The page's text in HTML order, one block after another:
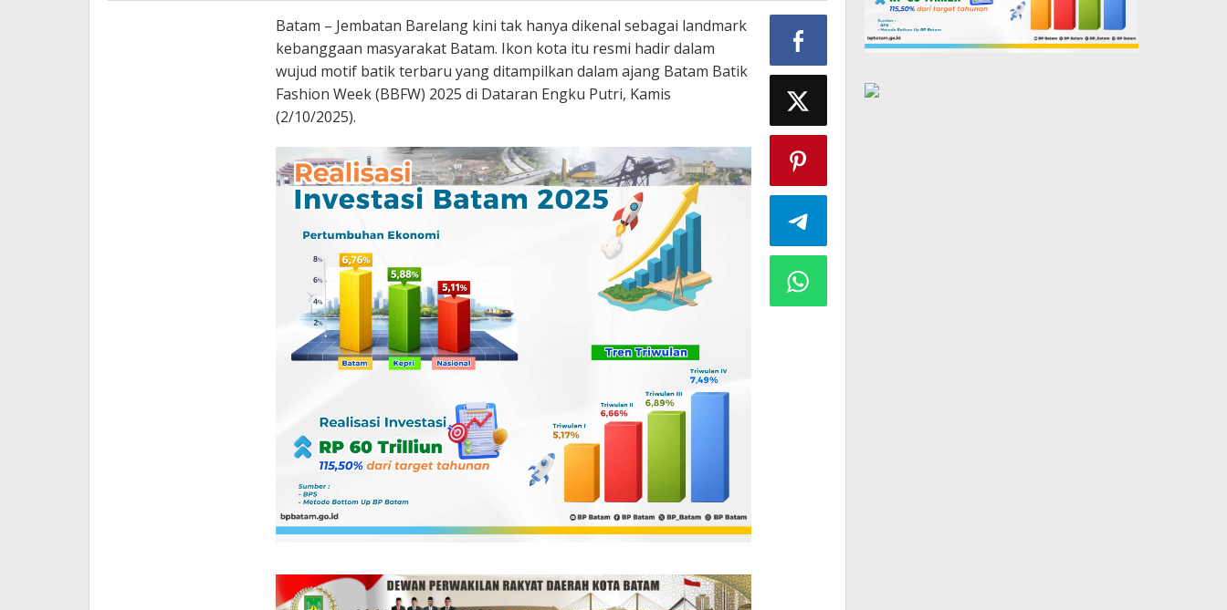
Batam – Jembatan Barelang kini tak hanya dikenal sebagai landmark
kebanggaan masyarakat Batam. Ikon kota itu resmi hadir dalam
wujud motif batik terbaru yang ditampilkan dalam ajang Batam Batik
Fashion Week (BBFW) 2025 di Dataran Engku Putri, Kamis
(2/10/2025).